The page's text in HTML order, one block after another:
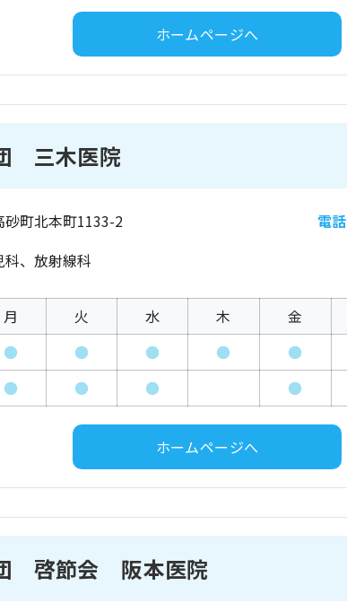
ホームページへ
三木医院
町北本町1133-2 電話
科、放射線科
月 火 水 木 金
● ● ● ● ●
● ● ● ●
ホームページへ
啓節会 阪本医院